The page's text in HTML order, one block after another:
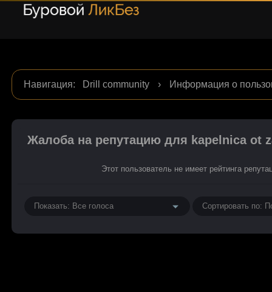
Навигация: Drill community › Информация о
Жалоба на репутацию для kapelnica ot
Этот пользователь не имеет рейтинга